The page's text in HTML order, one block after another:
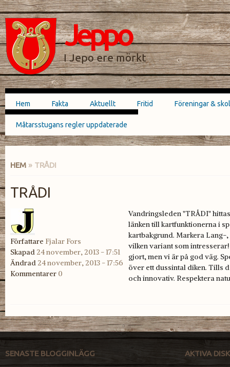
Hoppa till
huvudinnehåll
Skip to
navigation
Jeppo
I Jepo ere mörkt
SÖKFORMULÄR
Huvudmeny
Hem Fakta Aktuellt Fritid Föreningar &
Måtarsstugans regler uppdaterade
HEM » TRÅDI
TRÅDI
Författare Fjalar Fors
Skapad 24 november, 2013 - 17:51
Ändrad 24 november, 2013 - 17:56
Kommentarer 0
Vandringsleden "TRÅDI"
länken till kartfunktionerna i
kartbakgrund. Markera
vilken variant som
gjort, men vi är på god väg.
över ett dussintal diken. Tills
och innovativ. Respektera
SENASTE BLOGGINLÄGG AKTIVA